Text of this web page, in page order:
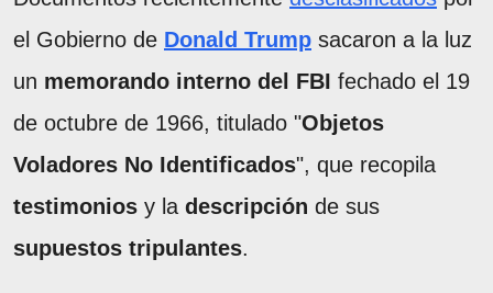
el Gobierno de Donald Trump sacaron a la luz
un memorando interno del FBI fechado el 19
de octubre de 1966, titulado "Objetos
Voladores No Identificados", que recopila
testimonios y la descripción de sus
supuestos tripulantes.